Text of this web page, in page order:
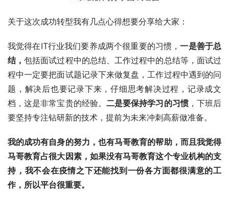
关于这次成功转型我有几点心得想要分享给大家：
我觉得在IT行业我们要养成两个很重要的习惯，一是善于总
结，包括面试过程中的总结、工作过程中的总结等，面试过
程中一定要把面试题记录下来做复盘，工作过程中遇到的问
题，解决后也要记录下来，仔细思考解决过程，记录成文
档，这是非常宝贵的经验。 二是要保持学习的习惯，下班后
要坚持专注钻研新的技术，提前为未来冲刺高薪做准备。
我的成功有自身的努力，也有马哥教育的帮助，而且我觉得
马哥教育占很大因素，如果没有马哥教育这个专业机构的支
持，我不会在疫情之下还能找到一份各方面都很满意的工
作，所以平台很重要。